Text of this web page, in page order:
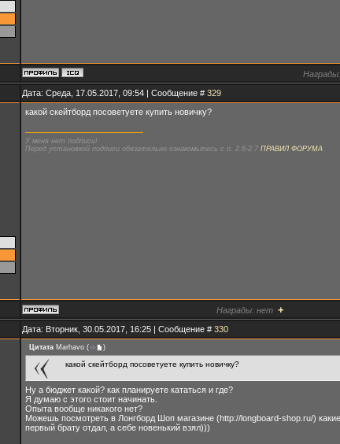
Награды:
Дата: Среда, 17.05.2017, 09:54 | Сообщение # 329
какой скейтборд посоветуете купить новичку?
У меня нет подписи!
Перед установкой подписи обязательно ознакомьтесь с п. 2.6-2.7 ПРАВИЛ ФОРУМА
Награды: нет +
Дата: Вторник, 30.05.2017, 16:25 | Сообщение # 330
Цитата Marhavo( )
какой скейтборд посоветуете купить новичку?
Ну а бюджет какой? как планируете кататься и где?
Я думаю с этого стоит начинать.
Опыта вообще никакого нет?
Можешь посмотреть в Лонгборд Шоп магазине (http://longboard-shop.ru/)
первый брату отдал, а себе новенький взял)))